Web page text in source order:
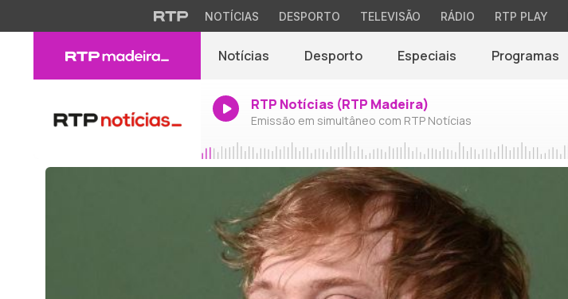
NOTÍCIAS DESPORTO TELEVISÃO RÁDIO RTP PLAY
Notícias Desporto Especiais Programas
RTP Notícias (RTP Madeira)
Emissão em simultâneo com RTP Notícias